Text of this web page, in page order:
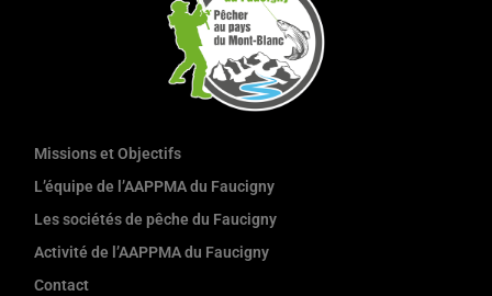
Missions et Objectifs
L’équipe de l’AAPPMA du Faucigny
Les sociétés de pêche du Faucigny
Activité de l’AAPPMA du Faucigny
Contact